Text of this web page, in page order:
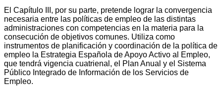
El Capítulo III, por su parte, pretende lograr la convergencia
necesaria entre las políticas de empleo de las distintas
administraciones con competencias en la materia para la
consecución de objetivos comunes. Utiliza como
instrumentos de planificación y coordinación de la política de
empleo la Estrategia Española de Apoyo Activo al Empleo,
que tendrá vigencia cuatrienal, el Plan Anual y el Sistema
Público Integrado de Información de los Servicios de
Empleo.